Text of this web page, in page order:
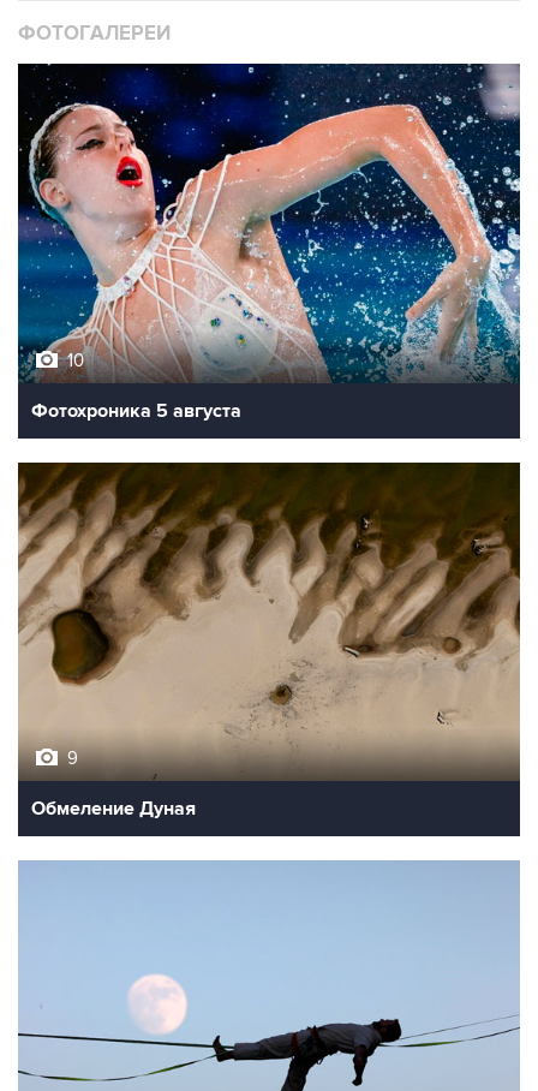
10
Фотохроника 5 августа
Обмеление Дуная